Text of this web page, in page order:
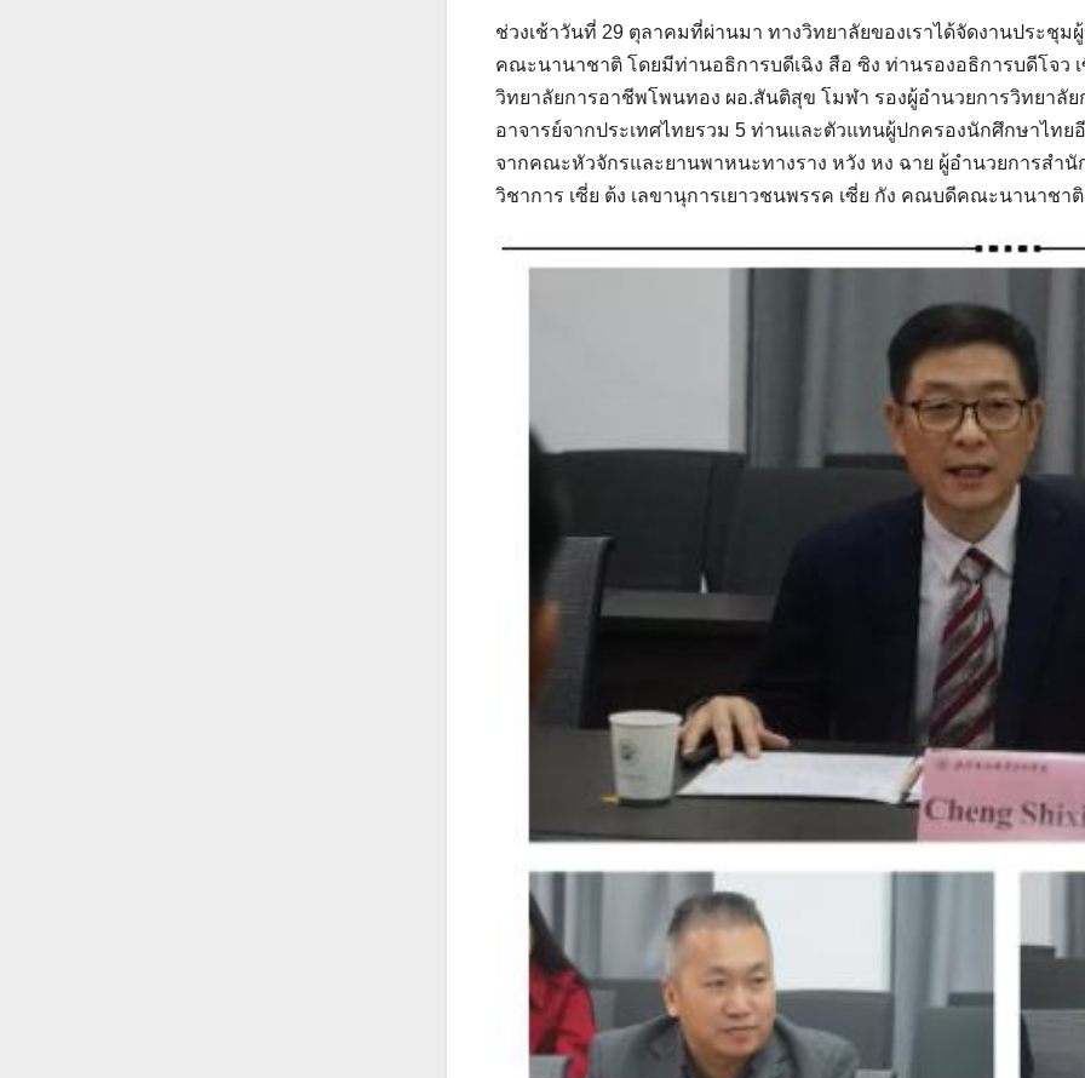
ช่วงเช้าวันที่ 29 ตุลาคมที่ผ่านมา ทางวิทยาลัยของเราได้จัดงานประชุ
คณะนานาชาติ โดยมีท่านอธิการบดีเฉิง สือ ซิง ท่านรองอธิการบดีโจว
วิทยาลัยการอาชีพโพนทอง ผอ.สันติสุข โมฬา รองผู้อำนวยการวิทยาลั
อาจารย์จากประเทศไทยรวม 5 ท่านและตัวแทนผู้ปกครองนักศึกษาไท
จากคณะหัวจักรและยานพาหนะทางราง หวัง หง ฉาย ผู้อำนวยการสำ
วิชาการ เซี่ย ต้ง เลขานุการเยาวชนพรรค เซี่ย กัง คณบดีคณะนานาชา